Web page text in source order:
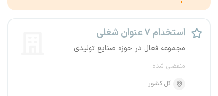
استخدام ۷ عنوان شغلی
مجموعه فعال در حوزه صنایع تولیدی
منقضی شده
کل کشور